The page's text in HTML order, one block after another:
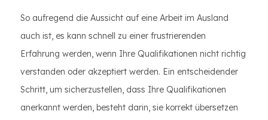
So aufregend die Aussicht auf eine Arbeit im Ausland
auch ist, es kann schnell zu einer frustrierenden
Erfahrung werden, wenn Ihre Qualifikationen nicht richtig
verstanden oder akzeptiert werden. Ein entscheidender
Schritt, um sicherzustellen, dass Ihre Qualifikationen
anerkannt werden, besteht darin, sie korrekt übersetzen